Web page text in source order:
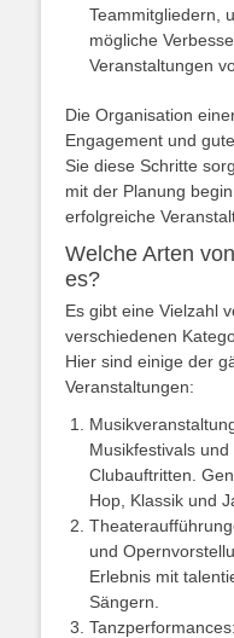
Teammitgliedern,
mögliche
Veranstaltungen
Die Organisation
Engagement und
Sie diese Schritte
mit der Planung
erfolgreiche
Welche Arten
es?
Es gibt eine Vielzahl
verschiedenen
Hier sind einige der
Veranstaltungen:
Musikfestivals
Clubauftritten.
Hop, Klassik und
und
Erlebnis mit
Sängern.